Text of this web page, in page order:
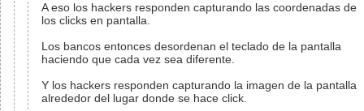
A eso los hackers responden capturando las coordenadas de
los clicks en pantalla.
Los bancos entonces desordenan el teclado de la pantalla
haciendo que cada vez sea diferente.
Y los hackers responden capturando la imagen de la pantalla
alrededor del lugar donde se hace click.